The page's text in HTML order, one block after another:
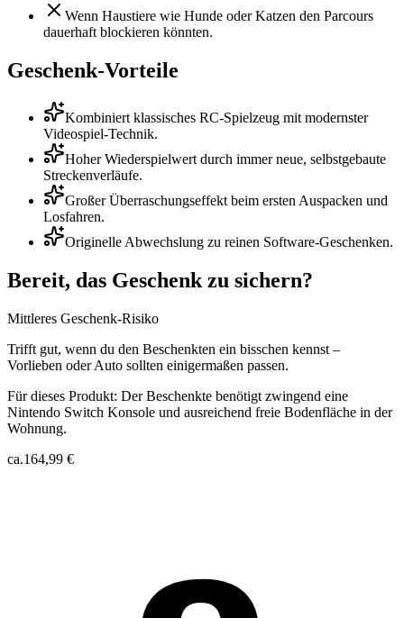
Wenn Haustiere wie Hunde oder Katzen den Parcours
dauerhaft blockieren könnten.
Geschenk-Vorteile
Kombiniert klassisches RC-Spielzeug mit modernster
Videospiel-Technik.
Hoher Wiederspielwert durch immer neue, selbstgebaute
Streckenverläufe.
Großer Überraschungseffekt beim ersten Auspacken und
Losfahren.
Originelle Abwechslung zu reinen Software-Geschenken.
Bereit, das Geschenk zu sichern?
Mittleres Geschenk-Risiko
Trifft gut, wenn du den Beschenkten ein bisschen kennst –
Vorlieben oder Auto sollten einigermaßen passen.
Für dieses Produkt: Der Beschenkte benötigt zwingend eine
Nintendo Switch Konsole und ausreichend freie Bodenfläche in der
Wohnung.
ca.164,99 €